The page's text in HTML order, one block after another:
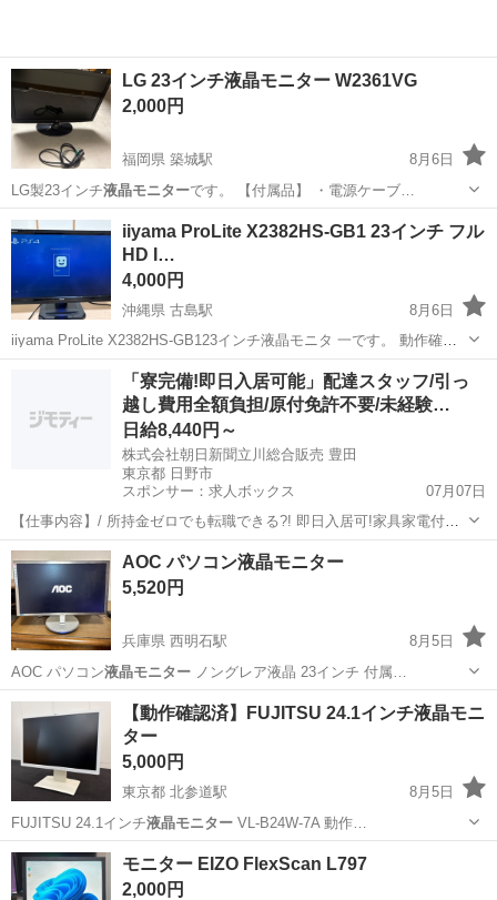
LG 23インチ液晶モニター W2361VG
2,000円
福岡県 築城駅
8月6日
LG製23インチ液晶モニター です。 【付属品】 ・電源ケーブ…
福岡 築上郡
iiyama ProLite X2382HS-GB1 23インチ フル
HD I…
4,000円
沖縄県 古島駅
8月6日
iiyama ProLite X2382HS-GB123インチ液晶モニタ 一です。 動作確認
済みで、問題なく使用できます。 【付属品】 ・モニター本体 ・電源
ケーブル HDMI・DVI・D-SUB端子に対応しています。 ※H...
古島駅 周辺機器
「寮完備!即日入居可能」配達スタッフ/引っ
越し費用全額負担/原付免許不要/未経験…
日給8,440円～
株式会社朝日新聞立川総合販売 豊田
東京都 日野市
スポンサー：求人ボックス
07月07日
【仕事内容】/ 所持金ゼロでも転職できる?! 即日入居可!家具家電付き
の寮・社宅あり! 引っ越しや上京の費用は”すべて”負担します 必ず面
接!電話面接もOK! 魅力ポイント 家具家電付きの寮・社宅を完備 無資
格・未経験OK! 年齢...
アルバイト・パート
AOC パソコン液晶モニター
5,520円
兵庫県 西明石駅
8月5日
AOC パソコン液晶モニターノングレア液晶 23インチ 付属…
兵庫 明石市 西明石駅 テレビ
【動作確認済】FUJITSU 24.1インチ液晶モニ
ター
5,000円
東京都 北参道駅
8月5日
FUJITSU 24.1インチ液晶モニター VL-B24W-7A 動作…
東京 渋谷区 北参道駅
モニター EIZO FlexScan L797
2,000円